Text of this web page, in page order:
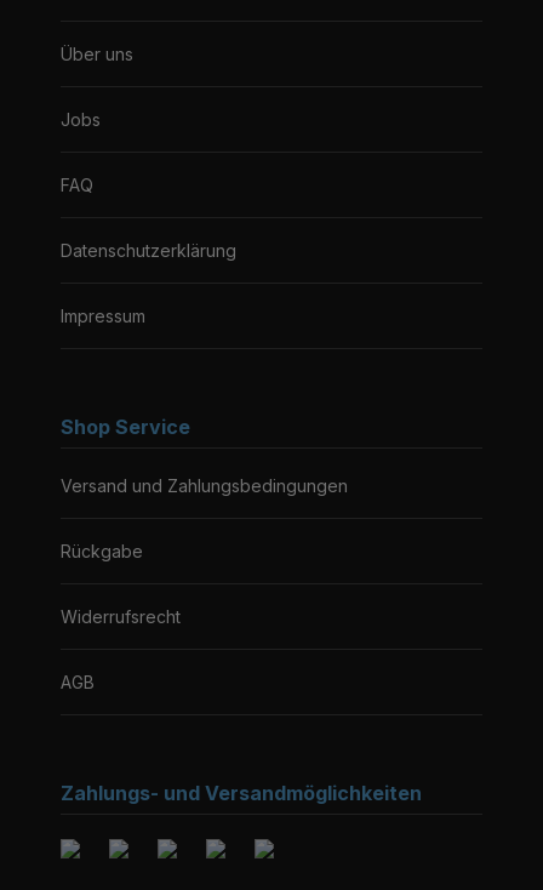
Über uns
Jobs
FAQ
Datenschutzerklärung
Impressum
Shop Service
Versand und Zahlungsbedingungen
Rückgabe
Widerrufsrecht
AGB
Zahlungs- und Versandmöglichkeiten